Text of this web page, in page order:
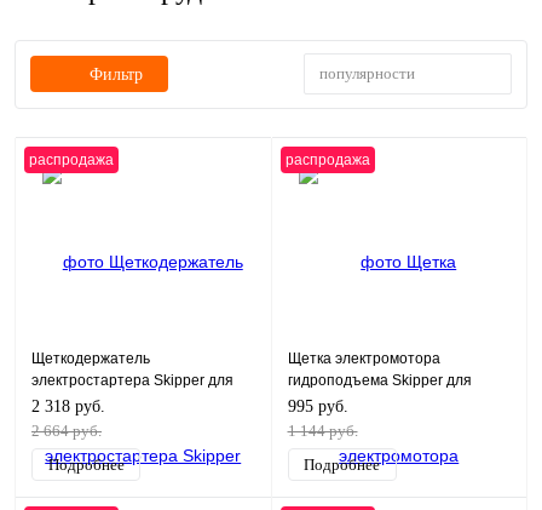
Фильтр популярности
распродажа
Щеткодержатель
электростартера Skipper для
Yamaha 40
2 318 руб.
2 664 руб.
Подробнее
распродажа
Щетка электромотора
гидроподъема Skipper для
Yamaha 100-250, F100-F275
995 руб.
1 144 руб.
Подробнее